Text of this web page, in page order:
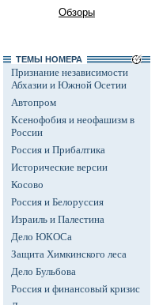
Обзоры
ТЕМЫ НОМЕРА
Признание независимости
Абхазии и Южной Осетии
Автопром
Ксенофобия и неофашизм в
России
Россия и Прибалтика
Исторические версии
Косово
Россия и Белоруссия
Израиль и Палестина
Дело ЮКОСа
Защита Химкинского леса
Дело Бульбова
Россия и финансовый кризис